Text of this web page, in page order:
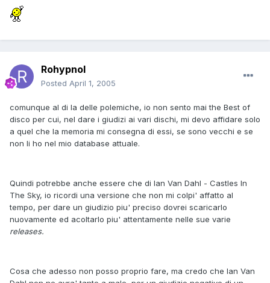
Rohypnol
Posted April 1, 2005
comunque al di la delle polemiche, io non sento mai the Best of
disco per cui, nel dare i giudizi ai vari dischi, mi devo affidare solo
a quel che la memoria mi consegna di essi, se sono vecchi e se
non li ho nel mio database attuale.
Quindi potrebbe anche essere che di Ian Van Dahl - Castles In
The Sky, io ricordi una versione che non mi colpi' affatto al
tempo, per dare un giudizio piu' preciso dovrei scaricarlo
nuovamente ed acoltarlo piu' attentamente nelle sue varie
releases.
Cosa che adesso non posso proprio fare, ma credo che Ian Van